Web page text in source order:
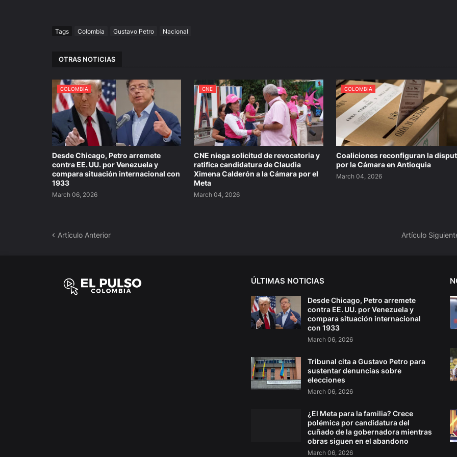
Tags Colombia Gustavo Petro Nacional
OTRAS NOTICIAS
COLOMBIA
Desde Chicago, Petro arremete
contra EE. UU. por Venezuela y
compara situación internacional con
1933
March 06, 2026
CNE
CNE niega solicitud de revocatoria y
ratifica candidatura de Claudia
Ximena Calderón a la Cámara por el
Meta
March 04, 2026
COLOMBIA
Coaliciones reconfiguran la
por la Cámara en Antioquia
March 04, 2026
Artículo Anterior Artículo
ÚLTIMAS NOTICIAS
Desde Chicago, Petro arremete
contra EE. UU. por Venezuela y
compara situación internacional
con 1933
March 06, 2026
Tribunal cita a Gustavo Petro para
sustentar denuncias sobre
elecciones
March 06, 2026
¿El Meta para la familia? Crece
polémica por candidatura del
cuñado de la gobernadora mientras
obras siguen en el abandono
March 06, 2026